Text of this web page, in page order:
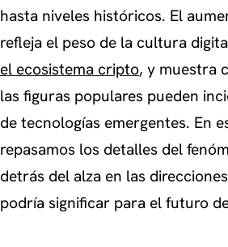
hasta niveles históricos. El
refleja el peso de la cultura
el ecosistema cripto, y muestra
las figuras populares pueden
de tecnologías emergentes. En
repasamos los detalles del
detrás del alza en las
podría significar para el futuro